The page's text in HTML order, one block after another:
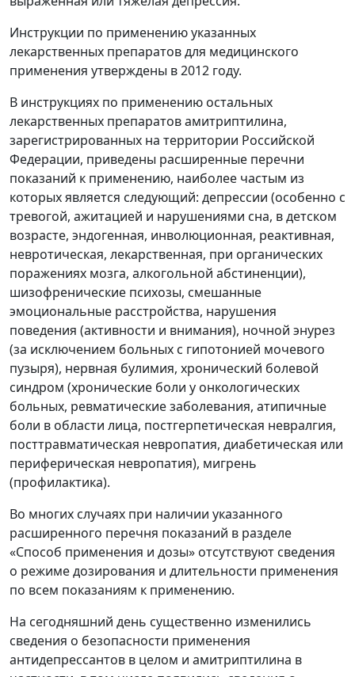
Инструкции по применению указанных
лекарственных препаратов для медицинского
применения утверждены в 2012 году.
В инструкциях по применению остальных
лекарственных препаратов амитриптилина,
зарегистрированных на территории Российской
Федерации, приведены расширенные перечни
показаний к применению, наиболее частым из
которых является следующий: депрессии (особенно с
тревогой, ажитацией и нарушениями сна, в детском
возрасте, эндогенная, инволюционная, реактивная,
невротическая, лекарственная, при органических
поражениях мозга, алкогольной абстиненции),
шизофренические психозы, смешанные
эмоциональные расстройства, нарушения
поведения (активности и внимания), ночной энурез
(за исключением больных с гипотонией мочевого
пузыря), нервная булимия, хронический болевой
синдром (хронические боли у онкологических
больных, ревматические заболевания, атипичные
боли в области лица, постгерпетическая невралгия,
посттравматическая невропатия, диабетическая или
периферическая невропатия), мигрень
(профилактика).
Во многих случаях при наличии указанного
расширенного перечня показаний в разделе
«Способ применения и дозы» отсутствуют сведения
о режиме дозирования и длительности применения
по всем показаниям к применению.
На сегодняшний день существенно изменились
сведения о безопасности применения
антидепрессантов в целом и амитриптилина в